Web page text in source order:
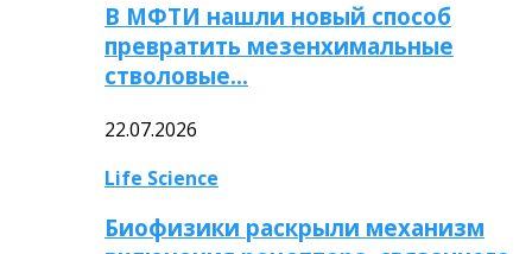
В МФТИ нашли новый способ
превратить мезенхимальные
стволовые…
22.07.2026
Life Science
Биофизики раскрыли механизм